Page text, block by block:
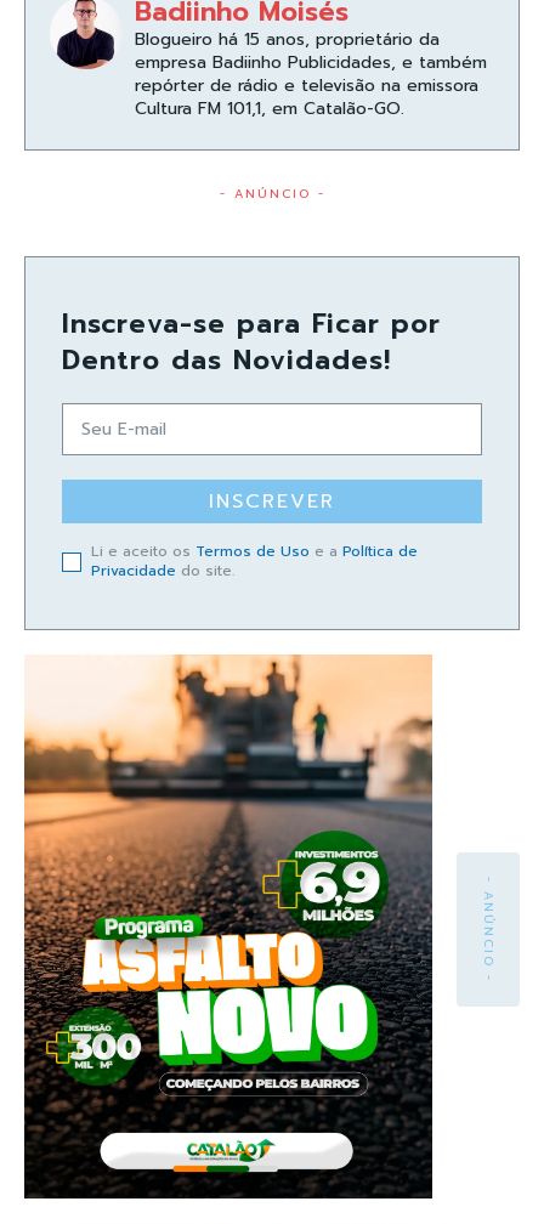
Badiinho Moisés
Blogueiro há 15 anos, proprietário da
empresa Badiinho Publicidades, e também
repórter de rádio e televisão na emissora
Cultura FM 101,1, em Catalão-GO.
- ANÚNCIO -
Inscreva-se para Ficar por
Dentro das Novidades!
INSCREVER
Li e aceito os Termos de Uso e a Política de
Privacidade do site.
- ANÚNCIO -